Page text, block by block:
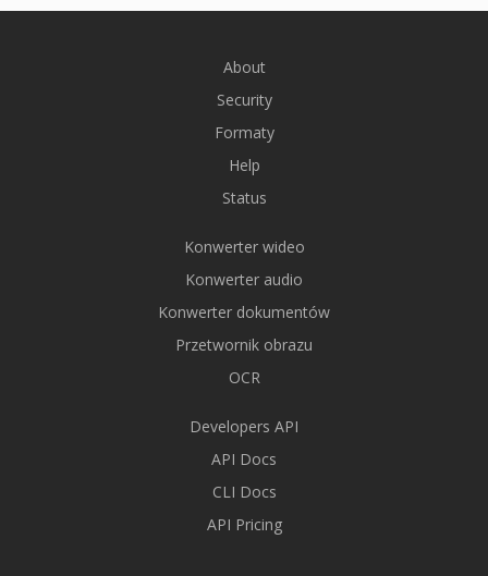
About
Security
Formaty
Help
Status
Konwerter wideo
Konwerter audio
Konwerter dokumentów
Przetwornik obrazu
OCR
Developers API
API Docs
CLI Docs
API Pricing